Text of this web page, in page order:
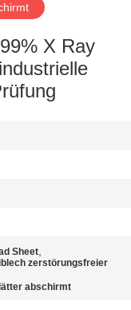
X Ray
Sheet,
zerstörungsfreier
abschirmt